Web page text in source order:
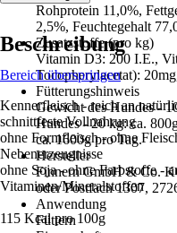
Rohprotein 11,0%,
2,5%, Feuchtegehalt
Zusatzstoffe (pro kg)
Vitamin D3: 200 I.E.,
Tocopherylacetat):
Fütterungshinweis
Gewicht des Hundes -
Hundes - 20 kg: ca.
ca. 1600g pro Tag.
Hersteller
Finnern GmbH & Co.
oder Postfach 1307,
Anwendung
Füttern
Beschreibung
Bereich überspringen
Kennerfleisch - reich an
schnittfeste Vollnahrung
ohne Formfleisch - ohne
Nebenerzeugnisse
ohne Soja - ohne Farbstoffe -
Vitaminen/Mineralstoffen
115 Kcal pro 100g